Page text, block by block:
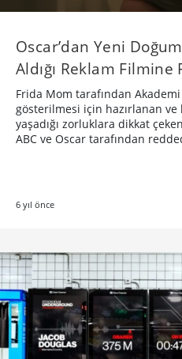
Oscar’dan Yeni
Aldığı Reklam Filmine
Frida Mom tarafından
gösterilmesi için hazırlanan ve
yaşadığı zorluklara dikkat
ABC ve Oscar tarafından
6 yıl önce